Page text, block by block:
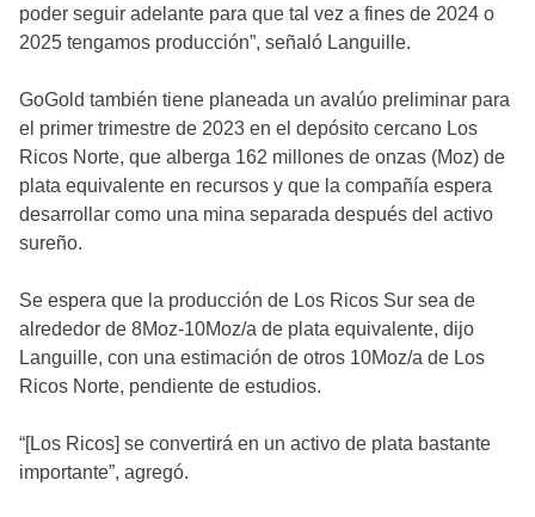
poder seguir adelante para que tal vez a fines de 2024 o
2025 tengamos producción”, señaló Languille.
GoGold también tiene planeada un avalúo preliminar para
el primer trimestre de 2023 en el depósito cercano Los
Ricos Norte, que alberga 162 millones de onzas (Moz) de
plata equivalente en recursos y que la compañía espera
desarrollar como una mina separada después del activo
sureño.
Se espera que la producción de Los Ricos Sur sea de
alrededor de 8Moz-10Moz/a de plata equivalente, dijo
Languille, con una estimación de otros 10Moz/a de Los
Ricos Norte, pendiente de estudios.
“[Los Ricos] se convertirá en un activo de plata bastante
importante”, agregó.